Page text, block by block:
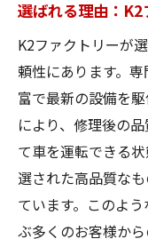
選ばれる理由：
K2ファクトリーが
頼性にあります。
富で最新の設備を
により、修理後の
て車を運転できる
選された高品質な
ています。このよ
ぶ多くのお客様か